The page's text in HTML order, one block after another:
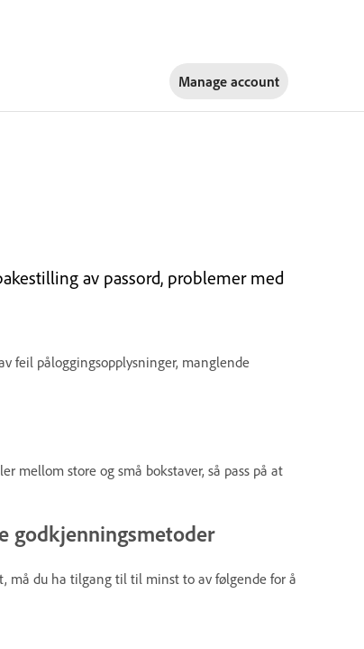
Manage account
av passord, problemer med
feil påloggingsopplysninger, manglende
mellom store og små bokstaver, så pass på at
godkjenningsmetoder
må du ha tilgang til til minst to av følgende for å